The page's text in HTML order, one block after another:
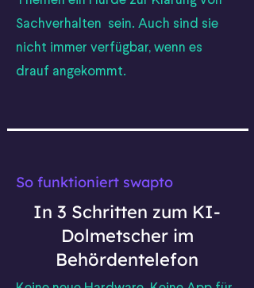
Sachverhalten sein. Auch sind sie
nicht immer verfügbar, wenn es
drauf angekommt.
So funktioniert swapto
In 3 Schritten zum KI-
Dolmetscher im
Behördentelefon